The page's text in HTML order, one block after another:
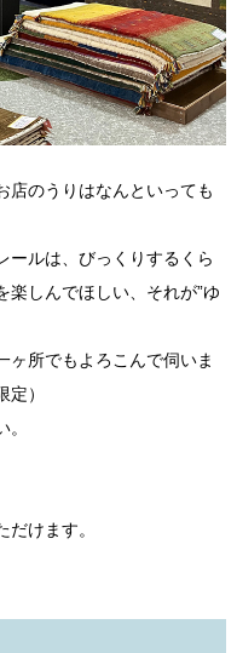
店のうりはなんといっても
ールは、びっくりするくら
楽しんでほしい、それが”ゆ
ヶ所でもよろこんで伺いま
）
けます。